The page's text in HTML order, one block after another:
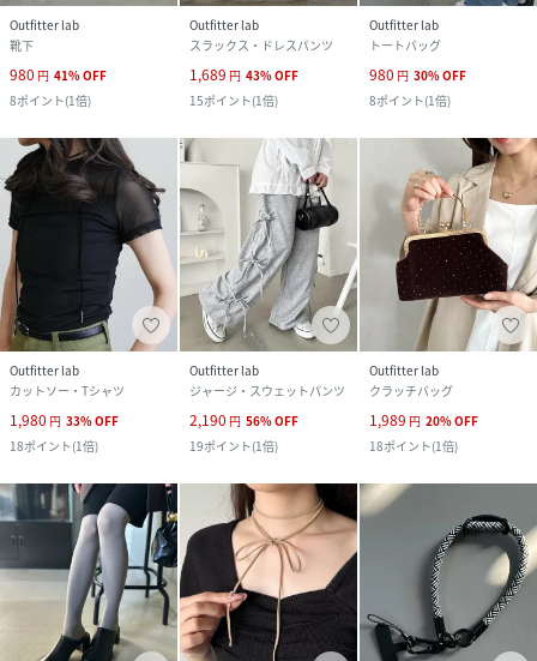
Outfitter lab
靴下
980 円 41%OFF
8ポイント(1倍)
Outfitter lab
スラックス・ドレスパンツ
1,689 円 43%OFF
15ポイント(1倍)
Outfitter lab
トートバッグ
980 円 30%OFF
8ポイント(1倍)
Outfitter lab
カットソー・Tシャツ
1,980 円 33%OFF
18ポイント(1倍)
Outfitter lab
ジャージ・スウェットパンツ
2,190 円 56%OFF
19ポイント(1倍)
Outfitter lab
クラッチバッグ
1,989 円 20%OFF
18ポイント(1倍)